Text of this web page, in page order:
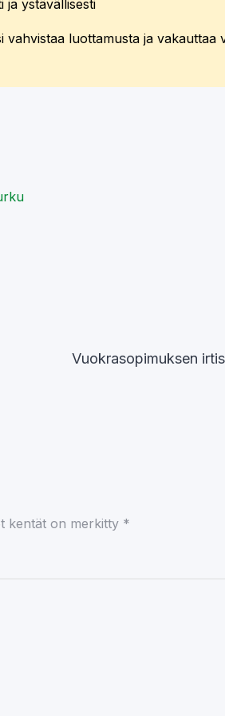
ja ystävällisesti
luottamusta ja vakauttaa
Vuokrasopimuksen
kentät on merkitty *